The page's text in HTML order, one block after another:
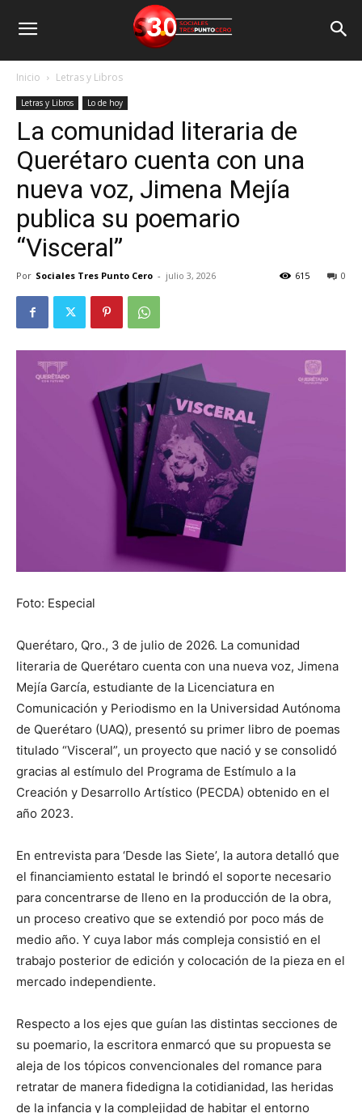
Inicio Letras y Libros
Letras y Libros Lo de hoy
La comunidad literaria de
Querétaro cuenta con una
nueva voz, Jimena Mejía
publica su poemario
“Visceral”
Por Sociales Tres Punto Cero - julio 3, 2026 0
615
Foto: Especial
Querétaro, Qro., 3 de julio de 2026. La comunidad
literaria de Querétaro cuenta con una nueva voz, Jimena
Mejía García, estudiante de la Licenciatura en
Comunicación y Periodismo en la Universidad Autónoma
de Querétaro (UAQ), presentó su primer libro de poemas
titulado “Visceral”, un proyecto que nació y se consolidó
gracias al estímulo del Programa de Estímulo a la
Creación y Desarrollo Artístico (PECDA) obtenido en el
año 2023.
En entrevista para ‘Desde las Siete’, la autora detalló que
el financiamiento estatal le brindó el soporte necesario
para concentrarse de lleno en la producción de la obra,
un proceso creativo que se extendió por poco más de
medio año. Y cuya labor más compleja consistió en el
trabajo posterior de edición y colocación de la pieza en el
mercado independiente.
Respecto a los ejes que guían las distintas secciones de
su poemario, la escritora enmarcó que su propuesta se
aleja de los tópicos convencionales del romance para
retratar de manera fidedigna la cotidianidad, las heridas
de la infancia y la complejidad de habitar el entorno